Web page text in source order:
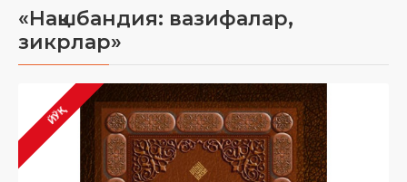
«Нақшбандия: вазифалар,
зикрлар»
ЙЎҚ